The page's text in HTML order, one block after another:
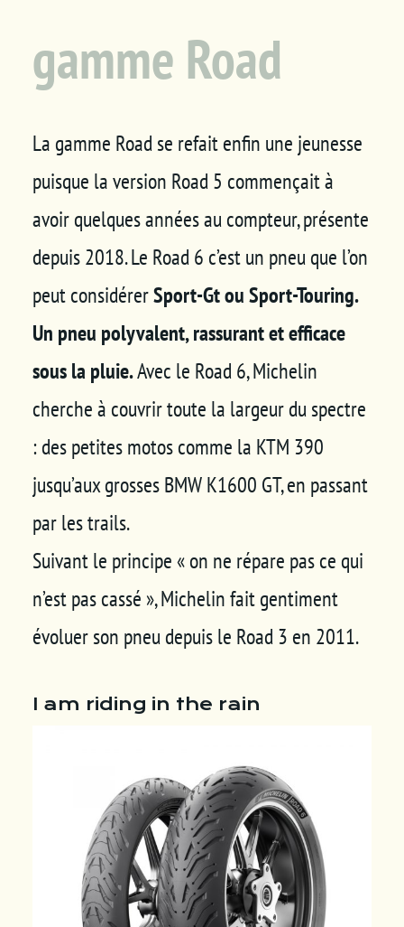
gamme Road
La gamme Road se refait enfin une jeunesse
puisque la version Road 5 commençait à
avoir quelques années au compteur, présente
depuis 2018. Le Road 6 c’est un pneu que l’on
peut considérerSport-Gt ou Sport-Touring.
Un pneu polyvalent, rassurant et efficace
sous la pluie.Avec le Road 6, Michelin
cherche à couvrir toute la largeur du spectre
: des petites motos comme la KTM 390
jusqu’aux grosses BMW K1600 GT, en passant
par les trails.
Suivant le principe « on ne répare pas ce qui
n’est pas cassé », Michelin fait gentiment
évoluer son pneu depuis le Road 3 en 2011.
I am riding in the rain